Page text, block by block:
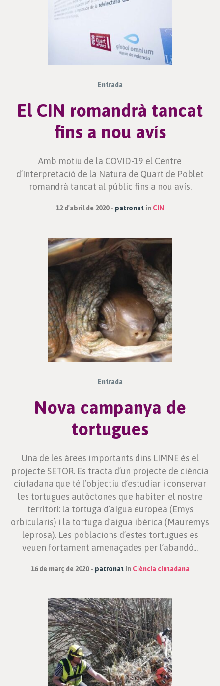
Entrada
El CIN romandrà tancat
fins a nou avís
Amb motiu de la COVID-19 el Centre
d’Interpretació de la Natura de Quart de Poblet
romandrà tancat al públic fins a nou avís.
12 d'abril de 2020 patronat in CIN
Entrada
Nova campanya de
tortugues
Una de les àrees importants dins LIMNE és el
projecte SETOR. Es tracta d’un projecte de ciència
ciutadana que té l’objectiu d’estudiar i conservar
les tortugues autòctones que habiten el nostre
territori: la tortuga d’aigua europea (Emys
orbicularis) i la tortuga d’aigua ibèrica (Mauremys
leprosa). Les poblacions d’estes tortugues es
veuen fortament amenaçades per l’abandó...
16 de març de 2020 patronatin Ciència ciutadana